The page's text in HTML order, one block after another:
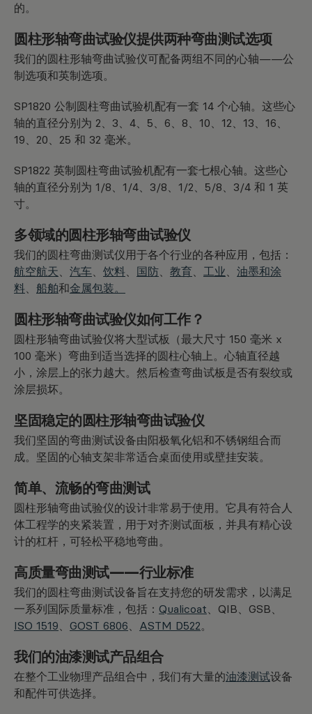
的。
圆柱形轴弯曲试验仪提供两种弯曲测试选项
我们的圆柱形轴弯曲试验仪可配备两组不同的心轴——公
制选项和英制选项。
SP1820 公制圆柱弯曲试验机配有一套 14 个心轴。这些心
轴的直径分别为 2、3、4、5、6、8、10、12、13、16、
19、20、25 和 32 毫米。
SP1822 英制圆柱弯曲试验机配有一套七根心轴。这些心
轴的直径分别为 1/8、1/4、3/8、1/2、5/8、3/4 和 1 英
寸。
多领域的圆柱形轴弯曲试验仪
我们的圆柱弯曲测试仪用于各个行业的各种应用，包括：
航空航天、 汽车、 饮料、 国防、 教育、 工业、 油墨和涂
料、 船舶和金属包装。
圆柱形轴弯曲试验仪如何工作？
圆柱形轴弯曲试验仪将大型试板（最大尺寸 150 毫米 x
100 毫米）弯曲到适当选择的圆柱心轴上。心轴直径越
小，涂层上的张力越大。然后检查弯曲试板是否有裂纹或
涂层损坏。
坚固稳定的圆柱形轴弯曲试验仪
我们坚固的弯曲测试设备由阳极氧化铝和不锈钢组合而
成。坚固的心轴支架非常适合桌面使用或壁挂安装。
简单、流畅的弯曲测试
圆柱形轴弯曲试验仪的设计非常易于使用。它具有符合人
体工程学的夹紧装置，用于对齐测试面板，并具有精心设
计的杠杆，可轻松平稳地弯曲。
高质量弯曲测试——行业标准
我们的圆柱弯曲测试设备旨在支持您的研发需求，以满足
一系列国际质量标准，包括： Qualicoat、QIB、GSB、
ISO 1519、 GOST 6806、 ASTM D522。
我们的油漆测试产品组合
在整个工业物理产品组合中，我们有大量的油漆测试设备
和配件可供选择。